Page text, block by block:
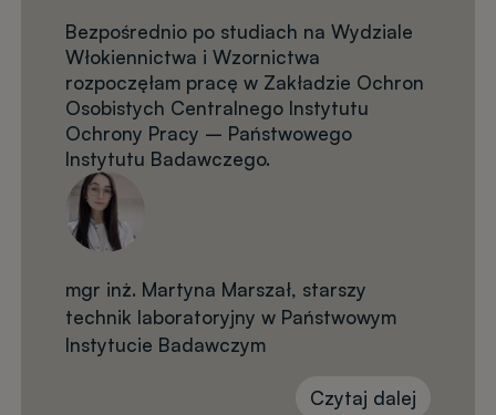
Bezpośrednio po studiach na Wydziale
Włokiennictwa i Wzornictwa
rozpoczęłam pracę w Zakładzie Ochron
Osobistych Centralnego Instytutu
Ochrony Pracy – Państwowego
Instytutu Badawczego.
mgr inż. Martyna Marszał, starszy
technik laboratoryjny w Państwowym
Instytucie Badawczym
Czytaj dalej